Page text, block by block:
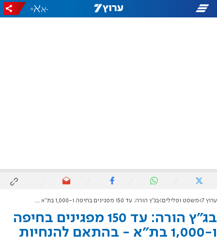
-
+
ערוץ 7 משפט ופלילים בג"ץ הורה: עד 150 מפגינים בחיפה ו-1,000 בת"א - בהתאם להנחיות
בג"ץ הורה: עד 150 מפגינים בחיפה
ו-1,000 בת"א - בהתאם להנחיות